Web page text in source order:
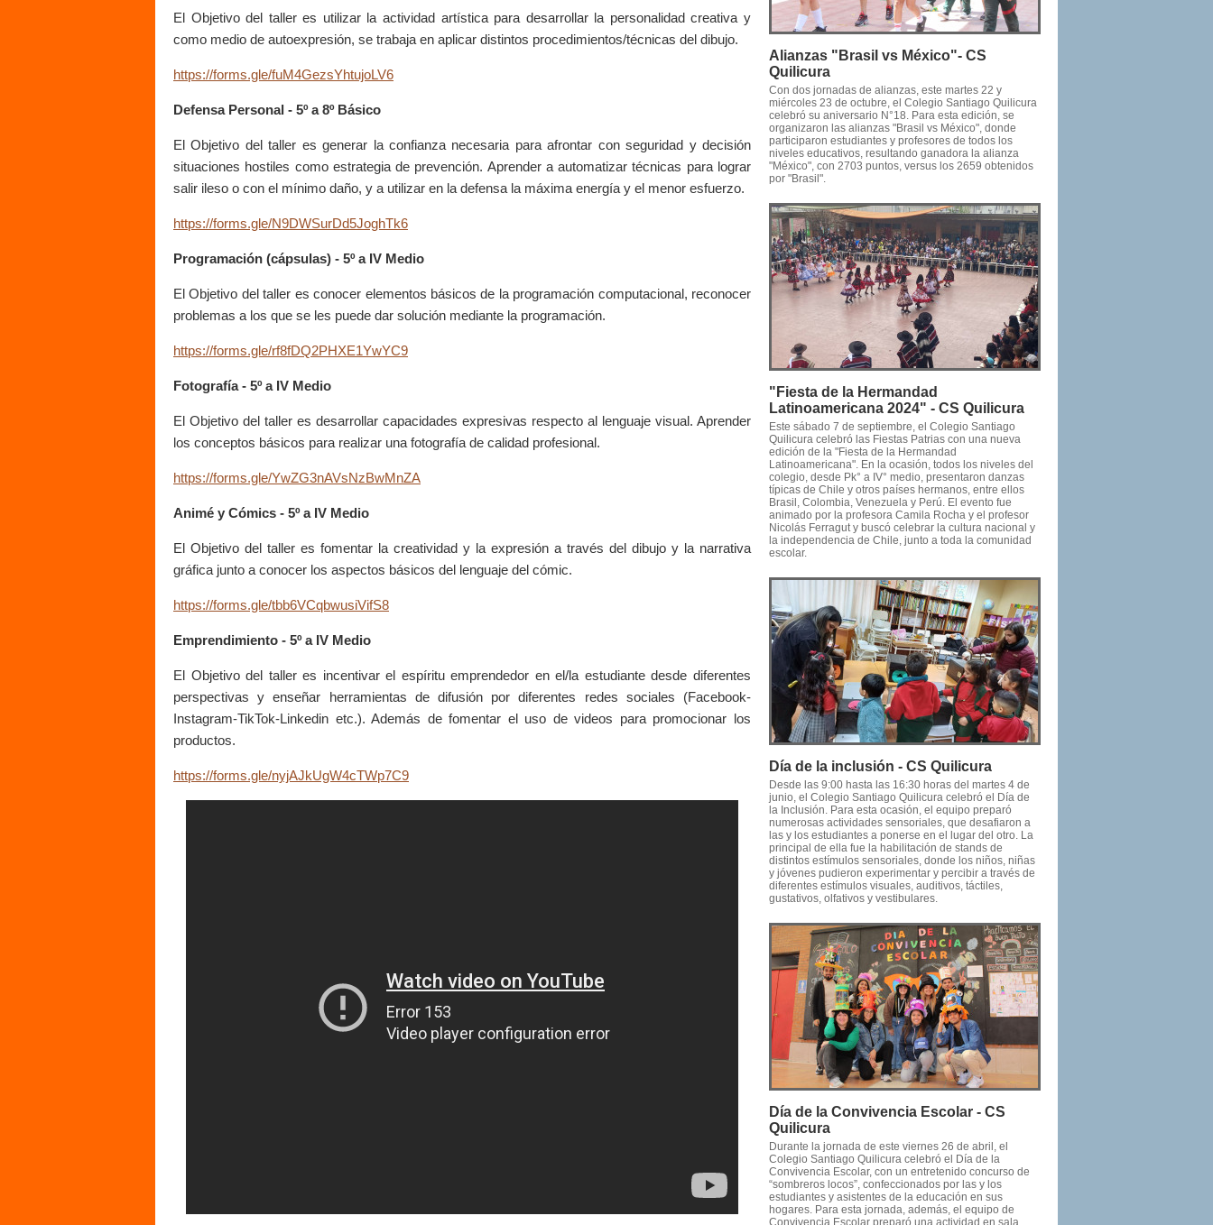
El Objetivo del taller es utilizar la actividad artística para desarrollar la personalidad creativa y
como medio de autoexpresión, se trabaja en aplicar distintos procedimientos/técnicas del dibujo.
https://forms.gle/fuM4GezsYhtujoLV6
Defensa Personal - 5º a 8º Básico
El Objetivo del taller es generar la confianza necesaria para afrontar con seguridad y decisión
situaciones hostiles como estrategia de prevención. Aprender a automatizar técnicas para lograr
salir ileso o con el mínimo daño, y a utilizar en la defensa la máxima energía y el menor esfuerzo.
https://forms.gle/N9DWSurDd5JoghTk6
Programación (cápsulas) - 5º a IV Medio
El Objetivo del taller es conocer elementos básicos de la programación computacional, reconocer
problemas a los que se les puede dar solución mediante la programación.
https://forms.gle/rf8fDQ2PHXE1YwYC9
Fotografía - 5º a IV Medio
El Objetivo del taller es desarrollar capacidades expresivas respecto al lenguaje visual. Aprender
los conceptos básicos para realizar una fotografía de calidad profesional.
https://forms.gle/YwZG3nAVsNzBwMnZA
Animé y Cómics - 5º a IV Medio
El Objetivo del taller es fomentar la creatividad y la expresión a través del dibujo y la narrativa
gráfica junto a conocer los aspectos básicos del lenguaje del cómic.
https://forms.gle/tbb6VCqbwusiVifS8
Emprendimiento - 5º a IV Medio
El Objetivo del taller es incentivar el espíritu emprendedor en el/la estudiante desde diferentes
perspectivas y enseñar herramientas de difusión por diferentes redes sociales (Facebook-
Instagram-TikTok-Linkedin etc.). Además de fomentar el uso de videos para promocionar los
productos.
https://forms.gle/nyjAJkUgW4cTWp7C9
Alianzas "Brasil vs México"- CS
Quilicura
Con dos jornadas de alianzas, este martes 22 y
miércoles 23 de octubre, el Colegio Santiago Quilicura
celebró su aniversario N°18. Para esta edición, se
organizaron las alianzas "Brasil vs México", donde
participaron estudiantes y profesores de todos los
niveles educativos, resultando ganadora la alianza
"México", con 2703 puntos, versus los 2659 obtenidos
por "Brasil".
"Fiesta de la Hermandad
Latinoamericana 2024" - CS Quilicura
Este sábado 7 de septiembre, el Colegio Santiago
Quilicura celebró las Fiestas Patrias con una nueva
edición de la "Fiesta de la Hermandad
Latinoamericana". En la ocasión, todos los niveles del
colegio, desde Pk° a IV° medio, presentaron danzas
típicas de Chile y otros países hermanos, entre ellos
Brasil, Colombia, Venezuela y Perú. El evento fue
animado por la profesora Camila Rocha y el profesor
Nicolás Ferragut y buscó celebrar la cultura nacional y
la independencia de Chile, junto a toda la comunidad
escolar.
Día de la inclusión - CS Quilicura
Desde las 9:00 hasta las 16:30 horas del martes 4 de
junio, el Colegio Santiago Quilicura celebró el Día de
la Inclusión. Para esta ocasión, el equipo preparó
numerosas actividades sensoriales, que desafiaron a
las y los estudiantes a ponerse en el lugar del otro. La
principal de ella fue la habilitación de stands de
distintos estímulos sensoriales, donde los niños, niñas
y jóvenes pudieron experimentar y percibir a través de
diferentes estímulos visuales, auditivos, táctiles,
gustativos, olfativos y vestibulares.
Día de la Convivencia Escolar - CS
Quilicura
Durante la jornada de este viernes 26 de abril, el
Colegio Santiago Quilicura celebró el Día de la
Convivencia Escolar, con un entretenido concurso de
“sombreros locos”, confeccionados por las y los
estudiantes y asistentes de la educación en sus
hogares. Para esta jornada, además, el equipo de
Convivencia Escolar preparó una actividad en sala,